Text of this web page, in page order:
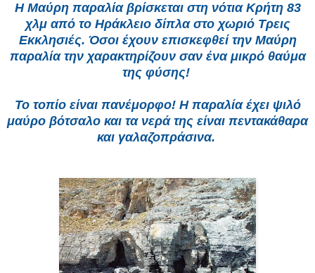
Η Μαύρη παραλία βρίσκεται στη νότια Κρήτη 83
χλμ από το Ηράκλειο δίπλα στο χωριό Τρεις
Εκκλησιές. Όσοι έχουν επισκεφθεί την Μαύρη
παραλία την χαρακτηρίζουν σαν ένα μικρό θαύμα
της φύσης!
Το τοπίο είναι πανέμορφο! Η παραλία έχει ψιλό
μαύρο βότσαλο και τα νερά της είναι πεντακάθαρα
και γαλαζοπράσινα.